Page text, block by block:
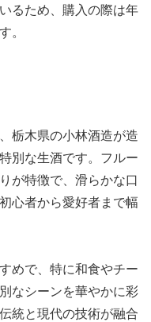
るため、購入の際は年
。
栃木県の小林酒造が造
別な生酒です。フルー
が特徴で、滑らかな口
心者から愛好者まで幅
めで、特に和食やチー
なシーンを華やかに彩
統と現代の技術が融合